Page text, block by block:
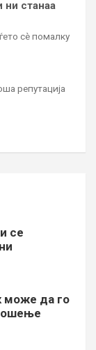
ни станаа
сè помалку
репутација
се
може да го